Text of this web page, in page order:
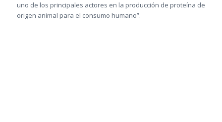
uno de los principales actores en la producción de proteína de
origen animal para el consumo humano”.